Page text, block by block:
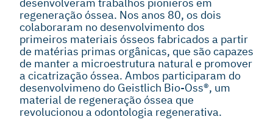
regeneração óssea. Nos anos 80, os dois
colaboraram no desenvolvimento dos
primeiros materiais ósseos fabricados a partir
de matérias primas orgânicas, que são capazes
de manter a microestrutura natural e promover
a cicatrização óssea. Ambos participaram do
desenvolvimeno do Geistlich Bio-Oss®, um
material de regeneração óssea que
revolucionou a odontologia regenerativa.